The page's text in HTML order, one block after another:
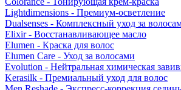
Lightdimensions - Премиум-осветление
Dualsenses - Комплексный уход за
Elixir - Восстанавливающее масло
Elumen - Краска для волос
Elumen Care - Уход за волосами
Evolution - Нейтральная химическая
Kerasilk - Премиальный уход для волос